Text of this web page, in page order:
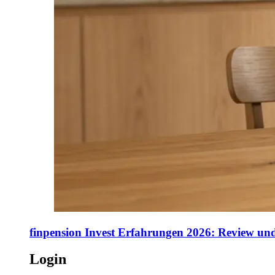
finpension Invest Erfahrungen 2026: Review
Login